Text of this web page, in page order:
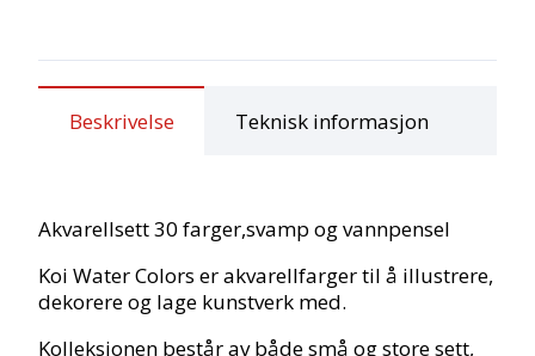
farger
Beskrivelse Teknisk informasjon
Akvarellsett 30 farger,svamp og vannpensel
Koi Water Colors er akvarellfarger til å illustrere,
dekorere og lage kunstverk med.
Kolleksjonen består av både små og store sett,